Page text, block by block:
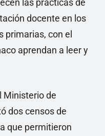
las prácticas de
docente en los
primarias, con el
aprendan a leer y
Ministerio de
dos censos de
que permitieron